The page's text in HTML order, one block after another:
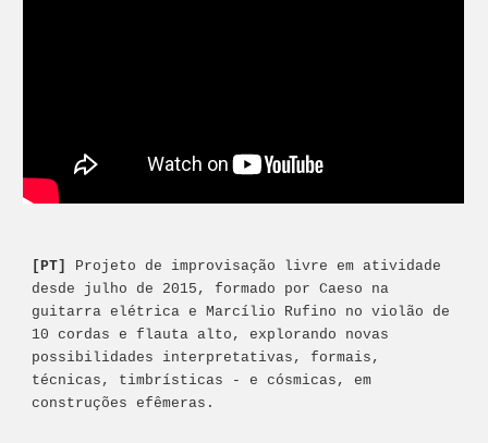
[PT]
Projeto de improvisação livre em atividade
desde julho de 2015, formado por Caeso na
guitarra elétrica e Marcílio Rufino no violão de
10 cordas e flauta alto, explorando novas
possibilidades interpretativas, formais,
técnicas, timbrísticas - e cósmicas, em
construções efêmeras.